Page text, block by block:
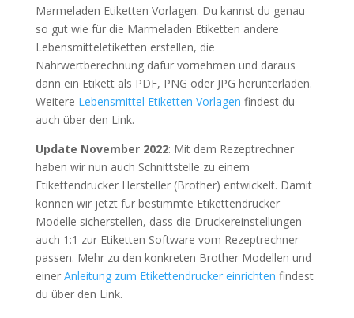
Marmeladen Etiketten Vorlagen. Du kannst du genau
so gut wie für die Marmeladen Etiketten andere
Lebensmitteletiketten erstellen, die
Nährwertberechnung dafür vornehmen und daraus
dann ein Etikett als PDF, PNG oder JPG herunterladen.
Weitere Lebensmittel Etiketten Vorlagen findest du
auch über den Link.
Update November 2022: Mit dem Rezeptrechner
haben wir nun auch Schnittstelle zu einem
Etikettendrucker Hersteller (Brother) entwickelt. Damit
können wir jetzt für bestimmte Etikettendrucker
Modelle sicherstellen, dass die Druckereinstellungen
auch 1:1 zur Etiketten Software vom Rezeptrechner
passen. Mehr zu den konkreten Brother Modellen und
einer Anleitung zum Etikettendrucker einrichten findest
du über den Link.